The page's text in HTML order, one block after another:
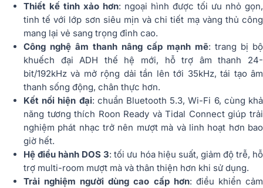
Thiết kế tinh xảo hơn: ngoại hình được tối ưu nhỏ gọn,
tinh tế với lớp sơn siêu mịn và chi tiết mạ vàng thủ công
mang lại vẻ sang trọng đỉnh cao.
Công nghệ âm thanh nâng cấp mạnh mẽ: trang bị bộ
khuếch đại ADH thế hệ mới, hỗ trợ âm thanh 24-
bit/192kHz và mở rộng dải tần lên tới 35kHz, tái tạo âm
thanh sống động, chân thực hơn.
Kết nối hiện đại: chuẩn Bluetooth 5.3, Wi-Fi 6, cùng khả
năng tương thích Roon Ready và Tidal Connect giúp trải
nghiệm phát nhạc trở nên mượt mà và linh hoạt hơn bao
giờ hết.
Hệ điều hành DOS 3: tối ưu hóa hiệu suất, giảm độ trễ, hỗ
trợ multi-room mượt mà và thân thiện hơn khi sử dụng.
Trải nghiệm người dùng cao cấp hơn: điều khiển cảm